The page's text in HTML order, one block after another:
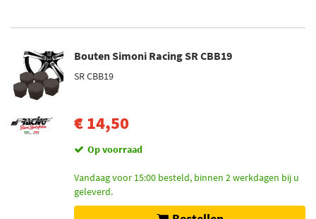
Bouten Simoni Racing SR CBB19
SR CBB19
€ 14,50
Op voorraad
Vandaag voor 15:00 besteld, binnen 2 werkdagen bij u
geleverd.